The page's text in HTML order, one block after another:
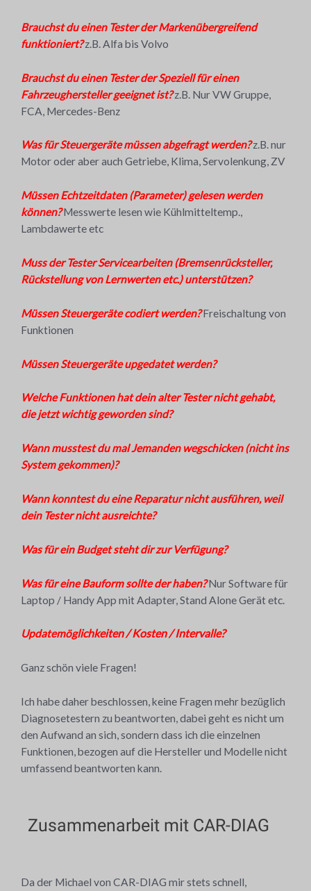
Brauchst du einen Tester der Markenübergreifend
funktioniert?z.B. Alfa bis Volvo
Brauchst du einen Tester der Speziell für einen
Fahrzeughersteller geeignet ist?z.B. Nur VW Gruppe,
FCA, Mercedes-Benz
Was für Steuergeräte müssen abgefragt werden?z.B. nur
Motor oder aber auch Getriebe, Klima, Servolenkung, ZV
Müssen Echtzeitdaten (Parameter) gelesen werden
können?Messwerte lesen wie Kühlmitteltemp.,
Lambdawerte etc
Muss der Tester Servicearbeiten (Bremsenrücksteller,
Rückstellung von Lernwerten etc.) unterstützen?
Müssen Steuergeräte codiert werden?Freischaltung von
Funktionen
Müssen Steuergeräte upgedatet werden?
Welche Funktionen hat dein alter Tester nicht gehabt,
die jetzt wichtig geworden sind?
Wann musstest du mal Jemanden wegschicken (nicht ins
System gekommen)?
Wann konntest du eine Reparatur nicht ausführen, weil
dein Tester nicht ausreichte?
Was für ein Budget steht dir zur Verfügung?
Was für eine Bauform sollte der haben?Nur Software für
Laptop / Handy App mit Adapter, Stand Alone Gerät etc.
Updatemöglichkeiten / Kosten / Intervalle?
Ganz schön viele Fragen!
Ich habe daher beschlossen, keine Fragen mehr bezüglich
Diagnosetestern zu beantworten, dabei geht es nicht um
den Aufwand an sich, sondern dass ich die einzelnen
Funktionen, bezogen auf die Hersteller und Modelle nicht
umfassend beantworten kann.
Zusammenarbeit mit CAR-DIAG
Da der Michael von CAR-DIAG mir stets schnell,